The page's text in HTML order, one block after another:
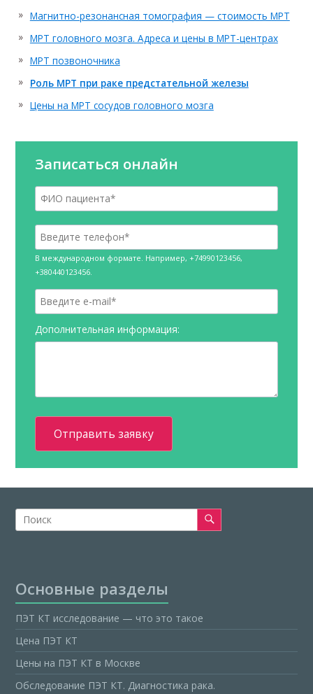
Магнитно-резонансная томография — стоимость МРТ
МРТ головного мозга. Адреса и цены в МРТ-центрах
МРТ позвоночника
Роль МРТ при раке предстательной железы
Цены на МРТ сосудов головного мозга
Записаться онлайн
В международном формате. Например, +74990123456,
+380440123456.
Дополнительная информация:
Основные разделы
ПЭТ КТ исследование — что это такое
Цена ПЭТ КТ
Цены на ПЭТ КТ в Москве
Обследование ПЭТ КТ. Диагностика рака.